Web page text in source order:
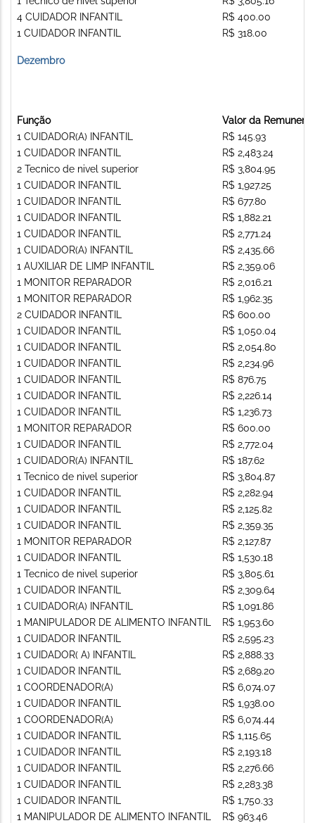
4 CUIDADOR INFANTIL
1 CUIDADOR INFANTIL
R$ 400.00
R$ 318.00
Dezembro
Função
1 CUIDADOR(A) INFANTIL
1 CUIDADOR INFANTIL
2 Tecnico de nivel superior
1 CUIDADOR INFANTIL
1 CUIDADOR INFANTIL
1 CUIDADOR INFANTIL
1 CUIDADOR INFANTIL
1 CUIDADOR(A) INFANTIL
1 AUXILIAR DE LIMP INFANTIL
1 MONITOR REPARADOR
1 MONITOR REPARADOR
2 CUIDADOR INFANTIL
1 CUIDADOR INFANTIL
1 CUIDADOR INFANTIL
1 CUIDADOR INFANTIL
1 CUIDADOR INFANTIL
1 CUIDADOR INFANTIL
1 CUIDADOR INFANTIL
1 MONITOR REPARADOR
1 CUIDADOR INFANTIL
1 CUIDADOR(A) INFANTIL
1 Tecnico de nivel superior
1 CUIDADOR INFANTIL
1 CUIDADOR INFANTIL
1 CUIDADOR INFANTIL
1 MONITOR REPARADOR
1 CUIDADOR INFANTIL
1 Tecnico de nivel superior
1 CUIDADOR INFANTIL
1 CUIDADOR(A) INFANTIL
1 MANIPULADOR DE ALIMENTO INFANTIL
1 CUIDADOR INFANTIL
1 CUIDADOR( A) INFANTIL
1 CUIDADOR INFANTIL
1 COORDENADOR(A)
1 CUIDADOR INFANTIL
1 COORDENADOR(A)
1 CUIDADOR INFANTIL
1 CUIDADOR INFANTIL
1 CUIDADOR INFANTIL
1 CUIDADOR INFANTIL
1 CUIDADOR INFANTIL
1 MANIPULADOR DE ALIMENTO INFANTIL
Valor da
R$ 145.93
R$ 2,483.24
R$ 3,804.95
R$ 1,927.25
R$ 677.80
R$ 1,882.21
R$ 2,771.24
R$ 2,435.66
R$ 2,359.06
R$ 2,016.21
R$ 1,962.35
R$ 600.00
R$ 1,050.04
R$ 2,054.80
R$ 2,234.96
R$ 876.75
R$ 2,226.14
R$ 1,236.73
R$ 600.00
R$ 2,772.04
R$ 187.62
R$ 3,804.87
R$ 2,282.94
R$ 2,125.82
R$ 2,359.35
R$ 2,127.87
R$ 1,530.18
R$ 3,805.61
R$ 2,309.64
R$ 1,091.86
R$ 1,953.60
R$ 2,595.23
R$ 2,888.33
R$ 2,689.20
R$ 6,074.07
R$ 1,938.00
R$ 6,074.44
R$ 1,115.65
R$ 2,193.18
R$ 2,276.66
R$ 2,283.38
R$ 1,750.33
R$ 963.46